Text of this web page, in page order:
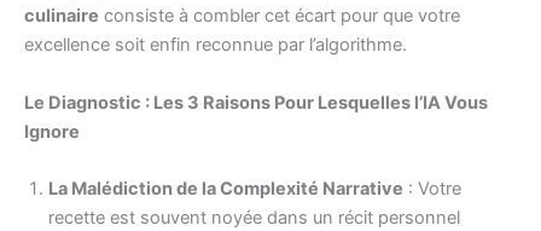
culinaire consiste à combler cet écart pour que votre
excellence soit enfin reconnue par l’algorithme.
Le Diagnostic : Les 3 Raisons Pour Lesquelles l’IA Vous
Ignore
La Malédiction de la Complexité Narrative : Votre
recette est souvent noyée dans un récit personnel